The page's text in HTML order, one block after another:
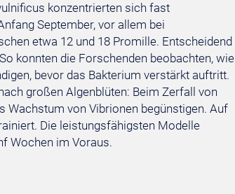
konzentrierten sich fast
September, vor allem bei
etwa 12 und 18 Promille. Entscheidend
konnten die Forschenden beobachten, wie
bevor das Bakterium verstärkt auftritt.
großen Algenblüten: Beim Zerfall von
Wachstum von Vibrionen begünstigen. Auf
Die leistungsfähigsten Modelle
Wochen im Voraus.